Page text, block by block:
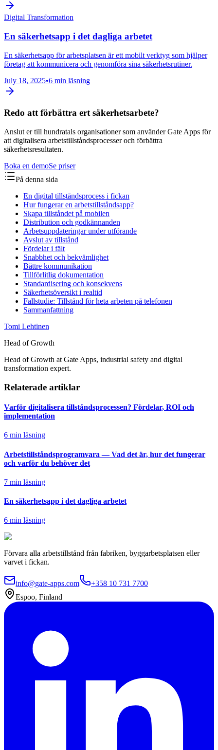
Digital Transformation
En säkerhetsapp i det dagliga arbetet
En säkerhetsapp för arbetsplatsen är ett mobilt verktyg som hjälper
företag att kommunicera och genomföra sina säkerhetsrutiner.
July 18, 2025•6 min läsning
Redo att förbättra ert säkerhetsarbete?
Anslut er till hundratals organisationer som använder Gate Apps för
att digitalisera arbetstillståndsprocesser och förbättra
säkerhetsresultaten.
Boka en demoSe priser
På denna sida
En digital tillståndsprocess i fickan
Hur fungerar en arbetstillståndsapp?
Skapa tillståndet på mobilen
Distribution och godkännanden
Arbetsuppdateringar under utförande
Avslut av tillstånd
Fördelar i fält
Snabbhet och bekvämlighet
Bättre kommunikation
Tillförlitlig dokumentation
Standardisering och konsekvens
Säkerhetsöversikt i realtid
Fallstudie: Tillstånd för heta arbeten på telefonen
Sammanfattning
Tomi Lehtinen
Head of Growth
Head of Growth at Gate Apps, industrial safety and digital
transformation expert.
Relaterade artiklar
Varför digitalisera tillståndsprocessen? Fördelar, ROI och
implementation
6 min läsning
Arbetstillståndsprogramvara — Vad det är, hur det fungerar
och varför du behöver det
7 min läsning
En säkerhetsapp i det dagliga arbetet
6 min läsning
Förvara alla arbetstillstånd från fabriken, byggarbetsplatsen eller
varvet i fickan.
info@gate-apps.com
+358 10 731 7700
Espoo, Finland